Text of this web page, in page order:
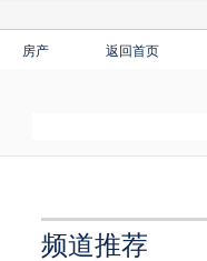
房产 返回首页
频道推荐